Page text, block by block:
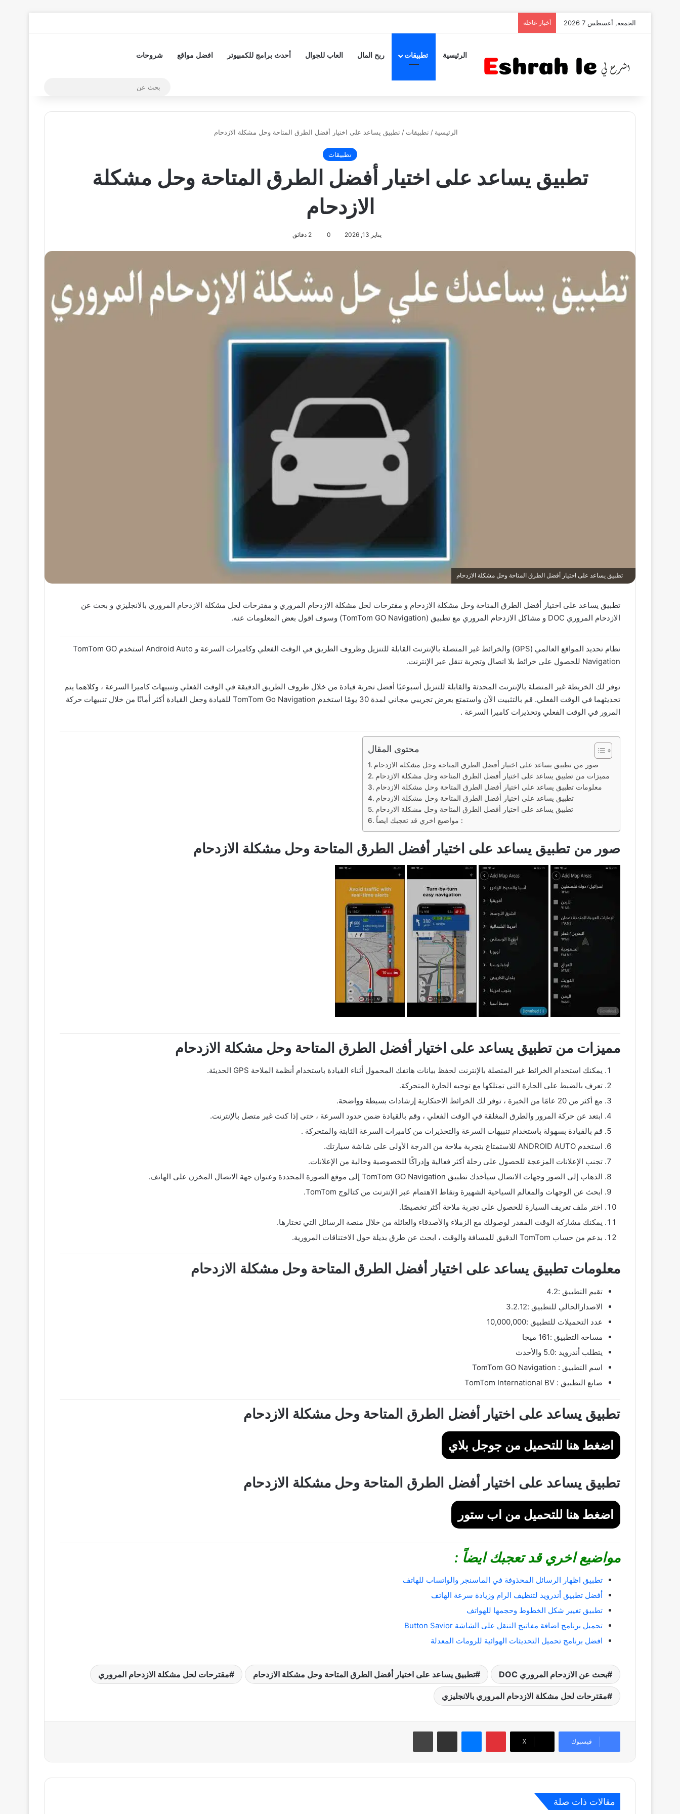
الجمعة, أغسطس 7 2026 أخبار عاجلة
الرئيسية تطبيقات ربح المال العاب للجوال أحدث برامج للكمبيوتر افضل مواقع شروحات
الرئيسية / تطبيقات / تطبيق يساعد على اختيار أفضل الطرق المتاحة وحل مشكلة الازدحام
تطبيقات
تطبيق يساعد على اختيار أفضل الطرق المتاحة وحل مشكلة
الازدحام
يناير 13, 2026 0 2 دقائق
تطبيق يساعد على اختيار أفضل الطرق المتاحة وحل مشكلة الازدحام
تطبيق يساعد على اختيار أفضل الطرق المتاحة وحل مشكلة الازدحام و مقترحات لحل مشكلة الازدحام المروري و مقترحات لحل مشكلة الازدحام المروري بالانجليزي و بحث عن
الازدحام المروري DOC و مشاكل الازدحام المروري مع تطبيق (‏TomTom GO Navigation‏) وسوف اقول بعض المعلومات عنه.
نظام تحديد المواقع العالمي (GPS) والخرائط غير المتصلة بالإنترنت القابلة للتنزيل وظروف الطريق في الوقت الفعلي وكاميرات السرعة و Android Auto استخدم TomTom GO
Navigation للحصول على خرائط بلا اتصال وتجربة تنقل عبر الإنترنت.
توفر لك الخريطة غير المتصلة بالإنترنت المحدثة والقابلة للتنزيل أسبوعيًا أفضل تجربة قيادة من خلال ظروف الطريق الدقيقة في الوقت الفعلي وتنبيهات كاميرا السرعة ، وكلاهما يتم
تحديثهما في الوقت الفعلي. قم بالتثبيت الآن واستمتع بعرض تجريبي مجاني لمدة 30 يومًا استخدم TomTom Go Navigation للقيادة وجعل القيادة أكثر أمانًا من خلال تنبيهات حركة
المرور في الوقت الفعلي وتحذيرات كاميرا السرعة .
محتوى المقال
صور من تطبيق يساعد على اختيار أفضل الطرق المتاحة وحل مشكلة الازدحام
مميزات من تطبيق يساعد على اختيار أفضل الطرق المتاحة وحل مشكلة الازدحام
معلومات تطبيق يساعد على اختيار أفضل الطرق المتاحة وحل مشكلة الازدحام
تطبيق يساعد على اختيار أفضل الطرق المتاحة وحل مشكلة الازدحام
تطبيق يساعد على اختيار أفضل الطرق المتاحة وحل مشكلة الازدحام
مواضيع اخري قد تعجبك ايضاً :
صور من تطبيق يساعد على اختيار أفضل الطرق المتاحة وحل مشكلة الازدحام
مميزات من تطبيق يساعد على اختيار أفضل الطرق المتاحة وحل مشكلة الازدحام
يمكنك استخدام الخرائط غير المتصلة بالإنترنت لحفظ بيانات هاتفك المحمول أثناء القيادة باستخدام أنظمة الملاحة GPS الحديثة.
تعرف بالضبط على الحارة التي تمتلكها مع توجيه الحارة المتحركة.
مع أكثر من 20 عامًا من الخبرة ، توفر لك الخرائط الاحتكارية إرشادات بسيطة وواضحة.
ابتعد عن حركة المرور والطرق المغلقة في الوقت الفعلي ، وقم بالقيادة ضمن حدود السرعة ، حتى إذا كنت غير متصل بالإنترنت.
قم بالقيادة بسهولة باستخدام تنبيهات السرعة والتحذيرات من كاميرات السرعة الثابتة والمتحركة .
استخدم ANDROID AUTO للاستمتاع بتجربة ملاحة من الدرجة الأولى على شاشة سيارتك.
تجنب الإعلانات المزعجة للحصول على رحلة أكثر فعالية وإدراكًا للخصوصية وخالية من الإعلانات.
الذهاب إلى الصور وجهات الاتصال سيأخذك تطبيق TomTom GO Navigation إلى موقع الصورة المحددة وعنوان جهة الاتصال المخزن على الهاتف.
ابحث عن الوجهات والمعالم السياحية الشهيرة ونقاط الاهتمام عبر الإنترنت من كتالوج TomTom.
اختر ملف تعريف السيارة للحصول على تجربة ملاحة أكثر تخصيصًا.
يمكنك مشاركة الوقت المقدر لوصولك مع الزملاء والأصدقاء والعائلة من خلال منصة الرسائل التي تختارها.
بدعم من حساب TomTom الدقيق للمسافة والوقت ، ابحث عن طرق بديلة حول الاختناقات المرورية.
معلومات تطبيق يساعد على اختيار أفضل الطرق المتاحة وحل مشكلة الازدحام
تقيم التطبيق :4.2
الاصدارالحالي للتطبيق :3.2.12
عدد التحميلات للتطبيق :10,000,000
مساحه التطبيق :161 ميجا
يتطلب أندرويد :5.0 والأحدث
اسم التطبيق : ‏TomTom GO Navigation‏
صانع التطبيق : TomTom International BV
تطبيق يساعد على اختيار أفضل الطرق المتاحة وحل مشكلة الازدحام
اضغط هنا للتحميل من جوجل بلاي
تطبيق يساعد على اختيار أفضل الطرق المتاحة وحل مشكلة الازدحام
اضغط هنا للتحميل من اب ستور
مواضيع اخري قد تعجبك ايضاً :
تطبيق اظهار الرسائل المحذوفة في الماسنجر والواتساب للهاتف
أفضل تطبيق أندرويد لتنظيف الرام وزيادة سرعة الهاتف
تطبيق تغيير شكل الخطوط وحجمها للهواتف
تحميل برنامج اضافة مفاتيح التنقل على الشاشة Button Savior
افضل برنامج تحميل التحديثات الهوائية للرومات المعدلة
بحث عن الازدحام المروري DOC تطبيق يساعد على اختيار أفضل الطرق المتاحة وحل مشكلة الازدحام مقترحات لحل مشكلة الازدحام المروري
مقترحات لحل مشكلة الازدحام المروري بالانجليزي
فيسبوك ‫X
بينتيريست
مقالات ذات صلة